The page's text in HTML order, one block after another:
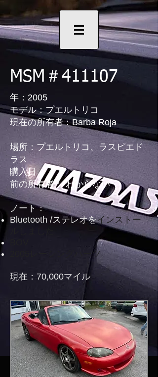
MSM＃411107
年：2005
モデル：プエルトリコ
現在の所有者：Barba Roja
場所：プエルトリコ、ラスピエド
ラス
購入日：
前の所有者： わからない
ノート：
Bluetooth /ステレオをインストー
2005レーシングハーツ
現在：70,000マイル